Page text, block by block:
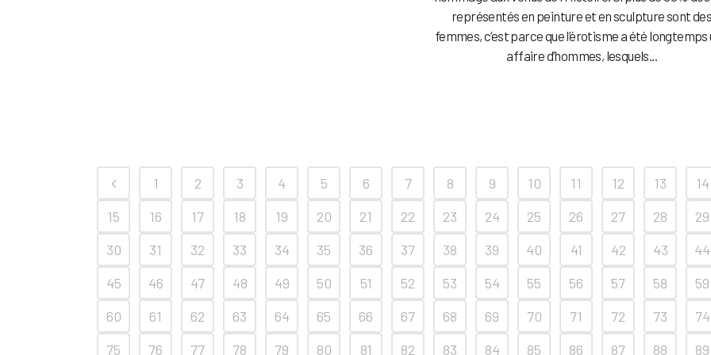
représentés en peinture et en sculpture sont des
femmes, c’est parce que l’érotisme a été longtemps
affaire d’hommes, lesquels...
1 2 3 4 5 6 7 8 9 10 11 12 13
14
15
16 17 18 19 20 21 22 23 24 25 26 27 28
29
30
31 32 33 34 35 36 37 38 39 40 41 42 43
44
45
46 47 48 49 50 51 52 53 54 55 56 57 58
59
60
61 62 63 64 65 66 67 68 69 70 71 72 73
74
75
76 77 78 79 80 81 82 83 84 85 86 87 88 89